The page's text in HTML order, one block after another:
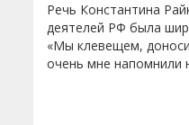
Речь Константина
деятелей РФ была
«Мы клевещем,
очень мне напомнили